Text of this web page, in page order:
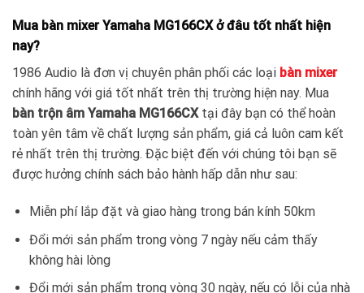
Mua bàn mixer Yamaha MG166CX ở đâu tốt nhất hiện
nay?
1986 Audio là đơn vị chuyên phân phối các loại bàn mixer
chính hãng với giá tốt nhất trên thị trường hiện nay. Mua
bàn trộn âm Yamaha MG166CXtại đây bạn có thể hoàn
toàn yên tâm về chất lượng sản phẩm, giá cả luôn cam kết
rẻ nhất trên thị trường. Đặc biệt đến với chúng tôi bạn sẽ
được hưởng chính sách bảo hành hấp dẫn như sau:
Miễn phí lắp đặt và giao hàng trong bán kính 50km
Đổi mới sản phẩm trong vòng 7 ngày nếu cảm thấy
không hài lòng
Đổi mới sản phẩm trong vòng 30 ngày, nếu có lỗi của nhà